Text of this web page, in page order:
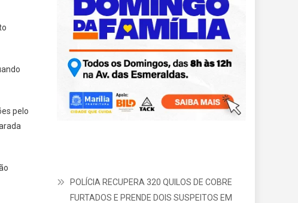
pelo
POLÍCIA RECUPERA 320 QUILOS DE COBRE
FURTADOS E PRENDE DOIS SUSPEITOS EM